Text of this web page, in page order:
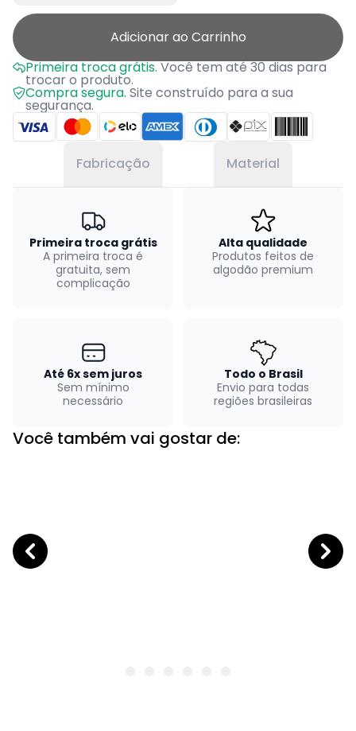
Adicionar ao Carrinho
Primeira troca grátis.Você tem até 30 dias para
trocar o produto.
Compra segura. Site construído para a sua
segurança.
Fabricação Material
Primeira troca grátis
A primeira troca é
gratuita, sem
complicação
Alta qualidade
Produtos feitos de
algodão premium
Até 6x sem juros
Sem mínimo
necessário
Todo o Brasil
Envio para todas
regiões brasileiras
Você também vai gostar de: